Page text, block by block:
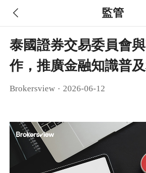
監管
泰國證券交易委員會
作，推廣金融知識普
Brokersview · 2026-06-12